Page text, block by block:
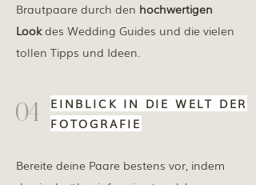
Brautpaare durch den hochwertigen
Lookdes Wedding Guides und die vielen
tollen Tipps und Ideen.
04
EINBLICK IN DIE WELT DER
FOTOGRAFIE
Bereite deine Paare bestens vor, indem